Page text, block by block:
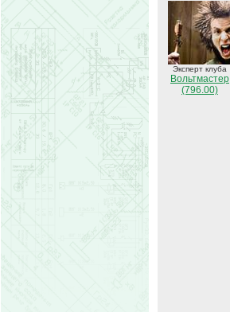
Эксперт клуба
Вольтмастер
(796.00)